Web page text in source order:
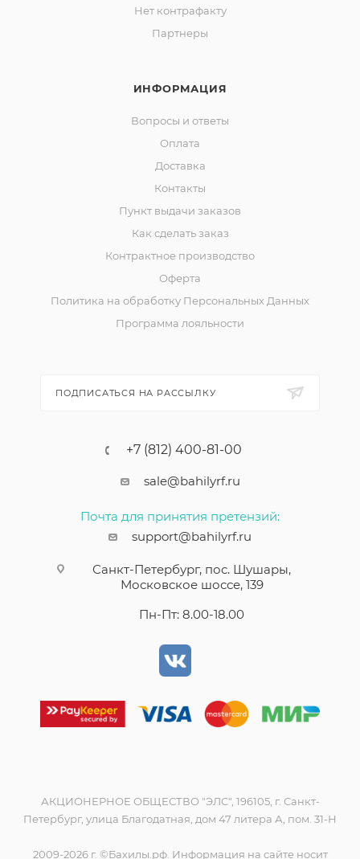
Нет контрафакту
Партнеры
ИНФОРМАЦИЯ
Вопросы и ответы
Оплата
Доставка
Контакты
Пункт выдачи заказов
Как сделать заказ
Контрактное производство
Оферта
Политика на обработку Персональных Данных
Программа лояльности
ПОДПИСАТЬСЯ НА РАССЫЛКУ
+7 (812) 400-81-00
sale@bahilyrf.ru
Почта для принятия претензий:
support@bahilyrf.ru
Санкт-Петербург, пос. Шушары,
Московское шоссе, 139
Пн-Пт: 8.00-18.00
АКЦИОНЕРНОЕ ОБЩЕСТВО "ЭЛС", 196105, г. Санкт-
Петербург, улица Благодатная, дом 47 литера А, пом. 31-Н
2009-2026 г. ©Бахилы.рф. Информация на сайте носит